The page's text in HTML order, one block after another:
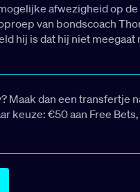
afwezigheid op
van bondscoach
hij is dat hij niet meegaat
Maak dan een transfertje
keuze: €50 aan Free